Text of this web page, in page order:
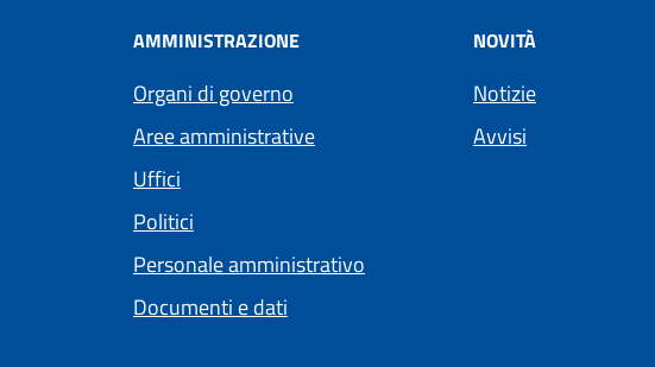
AMMINISTRAZIONE
Organi di governo
Aree amministrative
Uffici
Politici
Personale amministrativo
Documenti e dati
NOVITÀ
Notizie
Avvisi